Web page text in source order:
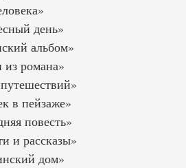
день»
альбом»
романа»
в пейзаже»
повесть»
и рассказы»
дом»